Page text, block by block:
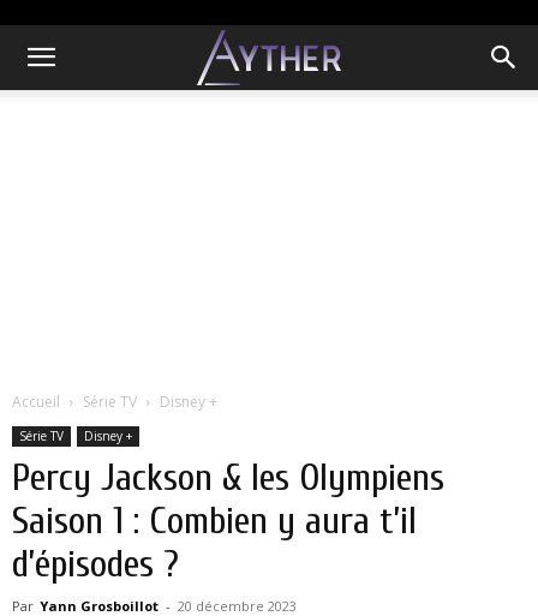
Accueil Série TV Disney +
Série TV Disney +
Percy Jackson & les Olympiens
Saison 1 : Combien y aura t’il
d’épisodes ?
Par Yann Grosboillot - 20 décembre 2023